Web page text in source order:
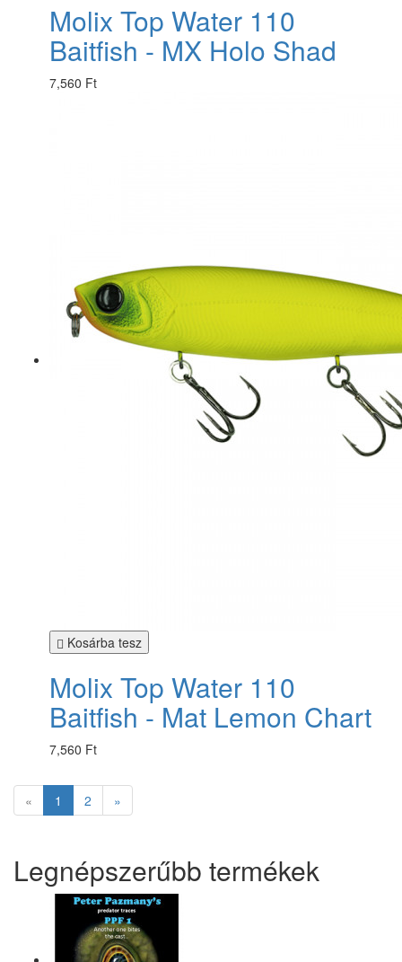
Molix Top Water 110
Baitfish - MX Holo Shad
7,560 Ft
Kosárba tesz
Molix Top Water 110
Baitfish - Mat Lemon Chart
7,560 Ft
« 1 2 »
Legnépszerűbb termékek